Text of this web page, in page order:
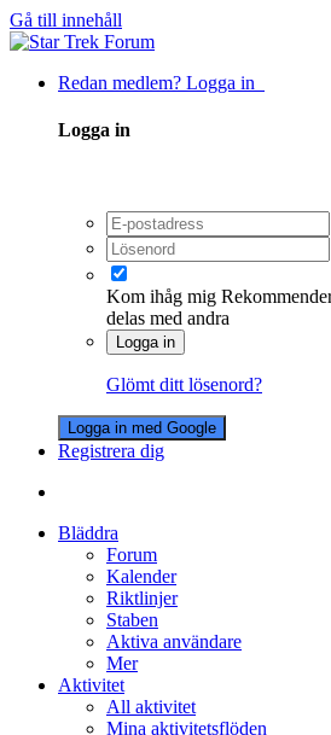
Gå till innehåll
Redan medlem? Logga in
Logga in
Kom ihåg mig
delas med andra
Logga in
Glömt ditt lösenord?
Logga in med Google
Registrera dig
Bläddra
Forum
Kalender
Riktlinjer
Staben
Aktiva användare
Mer
Aktivitet
All aktivitet
Mina aktivitetsflöden